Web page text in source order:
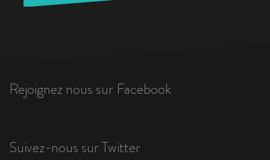
Rejoignez nous sur Facebook
Suivez-nous sur Twitter